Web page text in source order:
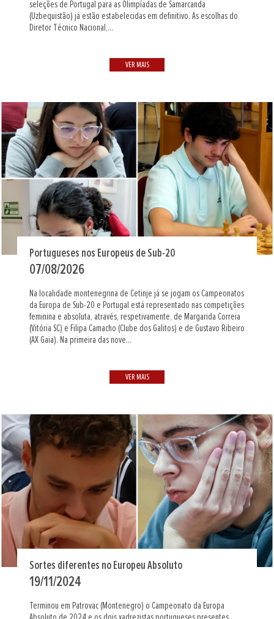
seleções de Portugal para as Olimpíadas de Samarcanda
(Uzbequistão) já estão estabelecidas em definitivo. As escolhas do
Diretor Técnico Nacional,...
VER MAIS
Portugueses nos Europeus de Sub-20
07/08/2026
Na localidade montenegrina de Cetinje já se jogam os Campeonatos
da Europa de Sub-20 e Portugal está representado nas competições
feminina e absoluta, através, respetivamente, de Margarida Correia
(Vitória SC) e Filipa Camacho (Clube dos Galitos) e de Gustavo Ribeiro
(AX Gaia). Na primeira das nove...
VER MAIS
Sortes diferentes no Europeu Absoluto
19/11/2024
Terminou em Patrovac (Montenegro) o Campeonato da Europa
Absoluto de 2024 e os dois xadrezistas portugueses presentes,